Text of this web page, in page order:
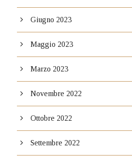
Giugno 2023
Maggio 2023
Marzo 2023
Novembre 2022
Ottobre 2022
Settembre 2022